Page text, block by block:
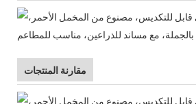
مقارنة المنتجات